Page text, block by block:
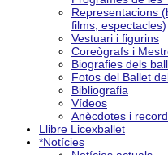
Representacions
films, espectacles)
Vestuari i figurins
Coreògrafs i
Biografies dels
Fotos del Ballet
Bibliografia
Vídeos
Anècdotes i
Llibre Licexballet
*Notícies